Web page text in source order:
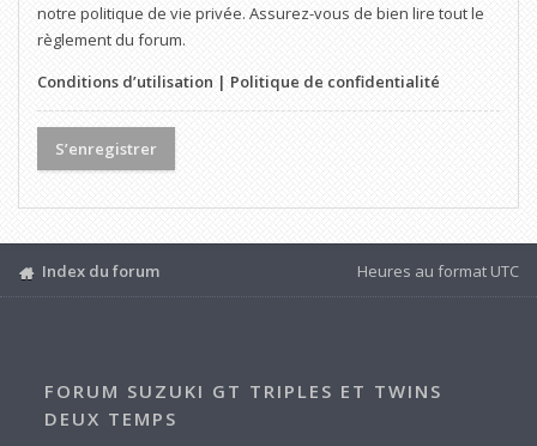
notre politique de vie privée. Assurez-vous de bien lire tout le
règlement du forum.
Conditions d’utilisation | Politique de confidentialité
S’enregistrer
Index du forum Heures au format UTC
FORUM SUZUKI GT TRIPLES ET TWINS
DEUX TEMPS